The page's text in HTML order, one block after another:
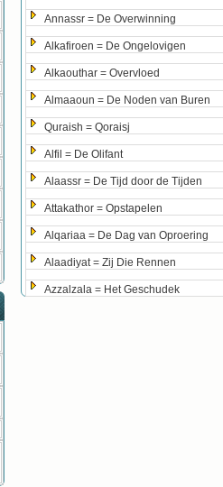
Annassr = De Overwinning
Alkafiroen = De Ongelovigen
Alkaouthar = Overvloed
Almaaoun = De Noden van Buren
Quraish = Qoraisj
Alfil = De Olifant
Alaassr = De Tijd door de Tijden
Attakathor = Opstapelen
Alqariaa = De Dag van Oproering
Alaadiyat = Zij Die Rennen
Azzalzala = Het Geschudek